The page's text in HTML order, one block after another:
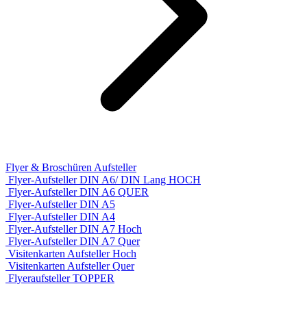
Flyer & Broschüren Aufsteller
Flyer-Aufsteller DIN A6/ DIN Lang HOCH
Flyer-Aufsteller DIN A6 QUER
Flyer-Aufsteller DIN A5
Flyer-Aufsteller DIN A4
Flyer-Aufsteller DIN A7 Hoch
Flyer-Aufsteller DIN A7 Quer
Visitenkarten Aufsteller Hoch
Visitenkarten Aufsteller Quer
Flyeraufsteller TOPPER